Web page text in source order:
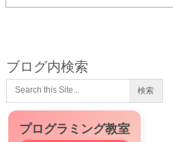
ブログ内検索
プログラミング教室